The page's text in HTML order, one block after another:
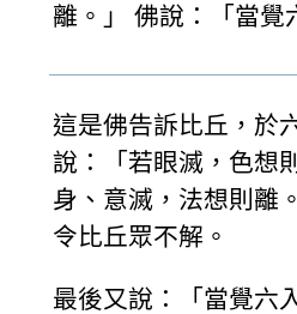
離。」 佛說：「當覺
這是佛告訴比丘，於
說：「若眼滅，色想
身、意滅，法想則離
令比丘眾不解。
最後又說：「當覺六